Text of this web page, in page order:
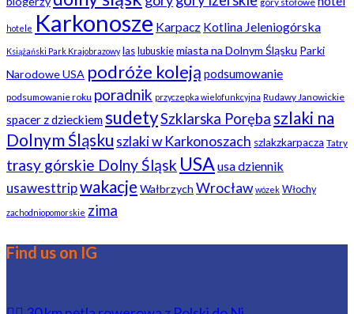
hotele Karkonosze Karpacz Kotlina Jeleniogórska
Książański Park Krajobrazowy las lubuskie miasta na Dolnym Śląsku Parki
Narodowe USA podróże koleją podsumowanie
podsumowanie roku poradnik przyczepka wielofunkcyjna Rudawy Janowickie
spacer z dzieckiemsudetySzklarska Porębaszlaki na
Dolnym Śląsku szlaki w Karkonoszach szlakzkarpacza Tatry
trasy górskie Dolny Śląsk USAusa dziennik
usawesttripwakacje Wałbrzych Wrocław wózek Włochy
zachodniopomorskie zima
Find us on IG